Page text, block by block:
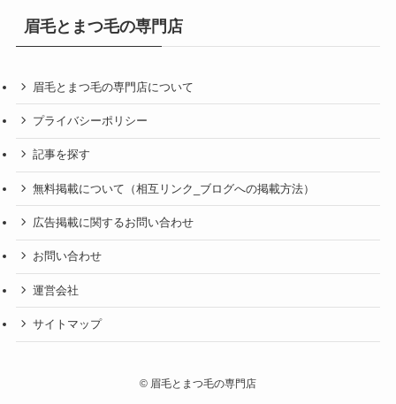
眉毛とまつ毛の専門店
眉毛とまつ毛の専門店について
プライバシーポリシー
記事を探す
無料掲載について（相互リンク_ブログへの掲載方法）
広告掲載に関するお問い合わせ
お問い合わせ
運営会社
サイトマップ
© 眉毛とまつ毛の専門店